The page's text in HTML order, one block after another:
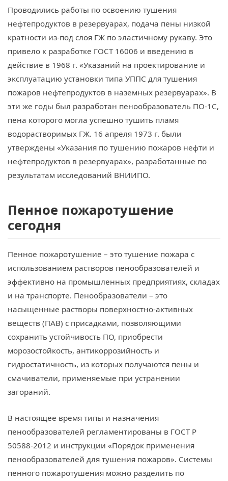
Проводились работы по освоению тушения
нефтепродуктов в резервуарах, подача пены низкой
кратности из-под слоя ГЖ по эластичному рукаву. Это
привело к разработке ГОСТ 16006 и введению в
действие в 1968 г. «Указаний на проектирование и
эксплуатацию установки типа УППС для тушения
пожаров нефтепродуктов в наземных резервуарах». В
эти же годы был разработан пенообразователь ПО-1С,
пена которого могла успешно тушить пламя
водорастворимых ГЖ. 16 апреля 1973 г. были
утверждены «Указания по тушению пожаров нефти и
нефтепродуктов в резервуарах», разработанные по
результатам исследований ВНИИПО.
Пенное пожаротушение
сегодня
Пенное пожаротушение – это тушение пожара с
использованием растворов пенообразователей и
эффективно на промышленных предприятиях, складах
и на транспорте. Пенообразователи – это
насыщенные растворы поверхностно-активных
веществ (ПАВ) с присадками, позволяющими
сохранить устойчивость ПО, приобрести
морозостойкость, антикоррозийность и
гидростатичность, из которых получаются пены и
смачиватели, применяемые при устранении
загораний.
В настоящее время типы и назначения
пенообразователей регламентированы в ГОСТ Р
50588-2012 и инструкции «Порядок применения
пенообразователей для тушения пожаров». Системы
пенного пожаротушения можно разделить по